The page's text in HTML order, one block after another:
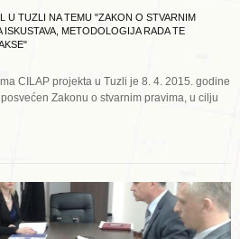
U TUZLI NA TEMU "ZAKON O STVARNIM
ISKUSTAVA, METODOLOGIJA RADA TE
CILAP projekta u Tuzli je 8. 4. 2015. godine
Zakonu o stvarnim pravima, u cilju